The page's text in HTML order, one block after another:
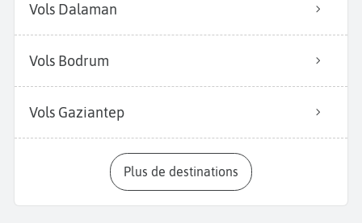
Vols Dalaman
Vols Bodrum
Vols Gaziantep
Plus de destinations